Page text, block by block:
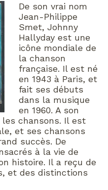
De son vrai nom
Jean-Philippe
Smet, Johnny
Hallyday est une
icône mondiale de
la chanson
française. Il est né
en 1943 à Paris, et
fait ses débuts
dans la musique
en 1960. A son
chansons. Il est
et ses chansons
succès. De
à la vie de
histoire. Il a reçu de
et des distinctions